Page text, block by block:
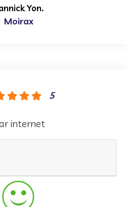
Yon.
Moirax
5
internet